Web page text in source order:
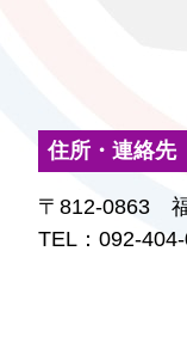
住所・連絡先
〒812-0863
TEL：092-